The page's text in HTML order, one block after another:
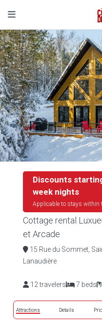
Discounts
week nights
Applicable to stays within
Cottage rental
et Arcade
15 Rue du Sommet,
Lanaudière
12 travelers 7 beds
Attractions Details